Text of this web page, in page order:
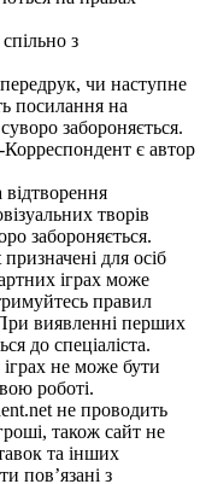
з
чи наступне
посилання на
забороняється.
є автор
творів
забороняється.
для осіб
іграх може
правил
виявленні перших
до спеціаліста.
не може бути
роботі.
не проводить
також сайт не
та інших
пов’язані з